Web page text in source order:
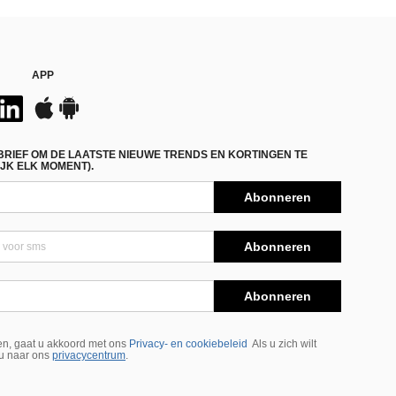
APP
OM DE LAATSTE NIEUWE TRENDS EN KORTINGEN TE
ELK MOMENT).
Abonneren
Abonneren
Abonneren
gaat u akkoord met ons Privacy- en cookiebeleid Als u zich wilt
naar ons privacycentrum.